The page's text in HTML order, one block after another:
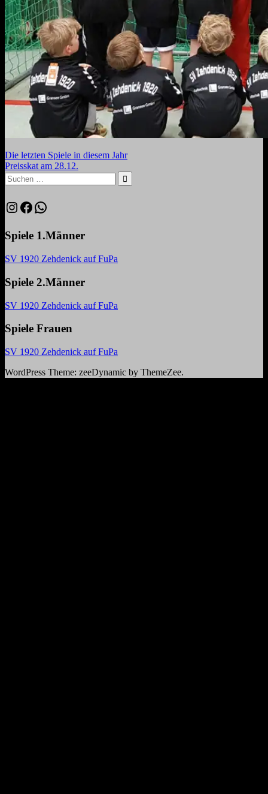
Die letzten Spiele in diesem Jahr
Preisskat am 28.12.
Spiele 1.Männer
SV 1920 Zehdenick auf FuPa
Spiele 2.Männer
SV 1920 Zehdenick auf FuPa
Spiele Frauen
SV 1920 Zehdenick auf FuPa
WordPress Theme: zeeDynamic by ThemeZee.